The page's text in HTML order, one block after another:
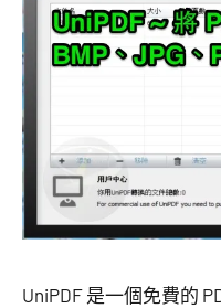
UniPDF 是一個免費的